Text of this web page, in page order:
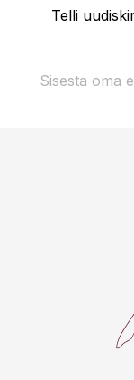
Telli